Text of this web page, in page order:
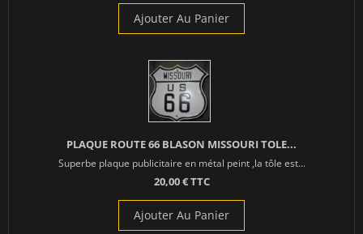
Ajouter Au Panier
PLAQUE ROUTE 66 BLASON MISSOURI TOLE...
Superbe plaque publicitaire en métal peint ,la tôle est...
20,00 € TTC
Ajouter Au Panier